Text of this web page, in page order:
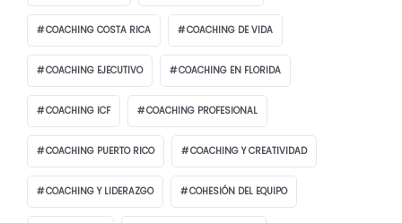
COACHING COSTA RICA COACHING DE VIDA
COACHING EJECUTIVO COACHING EN FLORIDA
COACHING ICF COACHING PROFESIONAL
COACHING PUERTO RICO COACHING Y CREATIVIDAD
COACHING Y LIDERAZGO COHESIÓN DEL EQUIPO